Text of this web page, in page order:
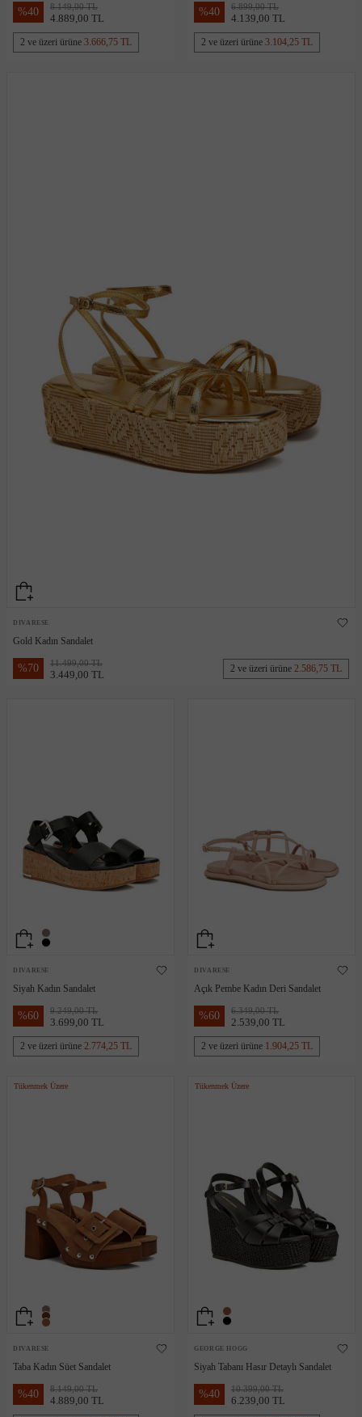
%40 8.149,00 TL
4.889,00 TL
2 ve üzeri ürüne 3.666,75 TL
%40 6.899,00 TL
4.139,00 TL
2 ve üzeri ürüne 3.104,25 TL
DIVARESE
Gold Kadın Sandalet
%70 11.499,00 TL
3.449,00 TL 2 ve üzeri ürüne 2.586,75 TL
DIVARESE
Siyah Kadın Sandalet
%60 9.249,00 TL
3.699,00 TL
2 ve üzeri ürüne 2.774,25 TL
DIVARESE
Açık Pembe Kadın Deri Sandalet
%60 6.349,00 TL
2.539,00 TL
2 ve üzeri ürüne 1.904,25 TL
Tükenmek Üzere
DIVARESE
Taba Kadın Süet Sandalet
%40 8.149,00 TL
4.889,00 TL
Tükenmek Üzere
GEORGE HOGG
Siyah Tabanı Hasır Detaylı Sandalet
%40 10.399,00 TL
6.239,00 TL